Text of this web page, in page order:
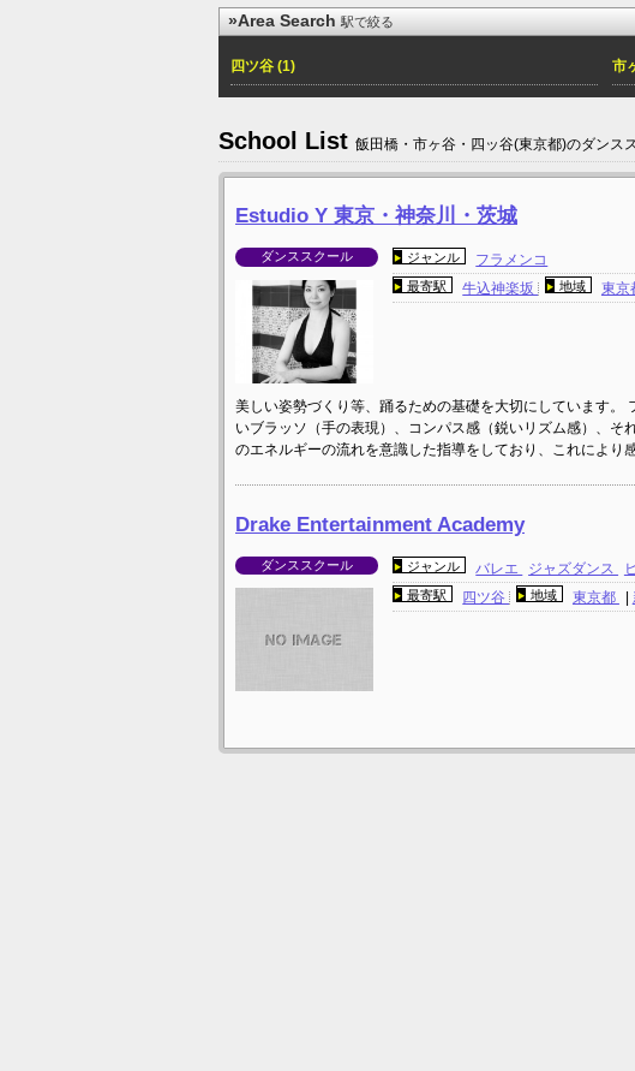
»Area Search駅で絞る
四ツ谷 (1) 市
School List 飯田橋・市ヶ谷・四ッ谷(東京都)のダンス
Estudio Y 東京・神奈川・茨城
ダンススクール ジャンル フラメンコ
最寄駅 牛込神楽坂 地域 東京
美しい姿勢づくり等、踊るための基礎を大切にしています。
いブラッソ（手の表現）、コンパス感（鋭いリズム感）、
のエネルギーの流れを意識した指導をしており、これにより
Drake Entertainment Academy
ダンススクール ジャンル バレエ ジャズダンス
最寄駅 四ツ谷 地域 東京都 |